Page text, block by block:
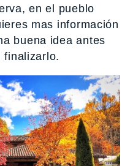
en el pueblo
mas información
buena idea antes
finalizarlo.